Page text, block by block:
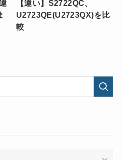
【違い】S2722QC、
U2723QE(U2723QX)を比
較